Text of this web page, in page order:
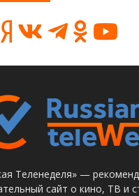
Теленеделя» —
сайт о кино, ТВ и